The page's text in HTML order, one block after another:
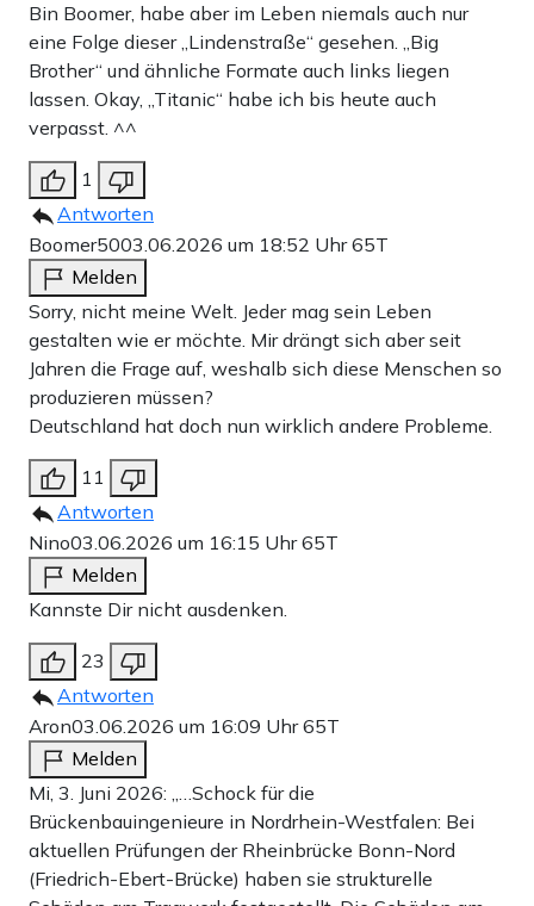
Bin Boomer, habe aber im Leben niemals auch nur
eine Folge dieser „Lindenstraße“ gesehen. „Big
Brother“ und ähnliche Formate auch links liegen
lassen. Okay, „Titanic“ habe ich bis heute auch
verpasst. ^^
1
Antworten
Boomer5003.06.2026 um 18:52 Uhr65T
Melden
Sorry, nicht meine Welt. Jeder mag sein Leben
gestalten wie er möchte. Mir drängt sich aber seit
Jahren die Frage auf, weshalb sich diese Menschen so
produzieren müssen?
Deutschland hat doch nun wirklich andere Probleme.
11
Antworten
Nino03.06.2026 um 16:15 Uhr65T
Melden
Kannste Dir nicht ausdenken.
23
Antworten
Aron03.06.2026 um 16:09 Uhr65T
Melden
Mi, 3. Juni 2026: „…Schock für die
Brückenbauingenieure in Nordrhein-Westfalen: Bei
aktuellen Prüfungen der Rheinbrücke Bonn-Nord
(Friedrich-Ebert-Brücke) haben sie strukturelle